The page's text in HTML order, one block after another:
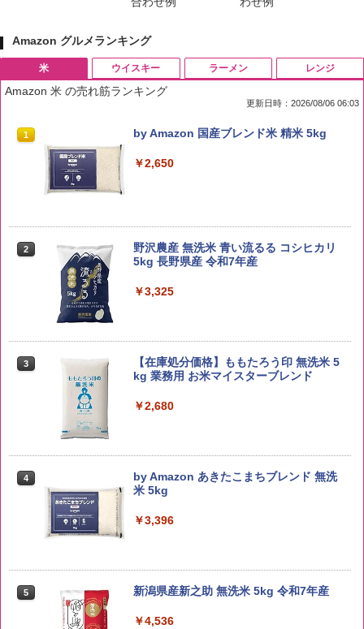
Amazon グルメランキング
米
Amazon 米 の売れ筋ランキング
更新日時：2026/08/06 06:03
1 by Amazon 国産ブレンド米 精米 5kg
￥2,650
2
野沢農産 無洗米 青い流るる コシヒカリ
5kg 長野県産 令和7年産
￥3,325
3
【在庫処分価格】ももたろう印 無洗米 5
kg 業務用 お米マイスターブレンド
￥2,680
4
by Amazon あきたこまちブレンド 無洗
米 5kg
￥3,396
5 新潟県産新之助 無洗米 5kg 令和7年産
￥4,536
ウイスキー ラーメン レンジ